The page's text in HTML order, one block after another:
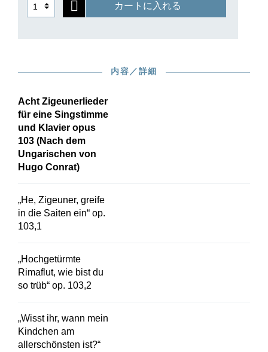
カートに入れる
内容／詳細
Acht Zigeunerlieder
für eine Singstimme
und Klavier opus
103 (Nach dem
Ungarischen von
Hugo Conrat)
„He, Zigeuner, greife
in die Saiten ein“ op.
103,1
„Hochgetürmte
Rimaflut, wie bist du
so trüb“ op. 103,2
„Wisst ihr, wann mein
Kindchen am
allerschönsten ist?“